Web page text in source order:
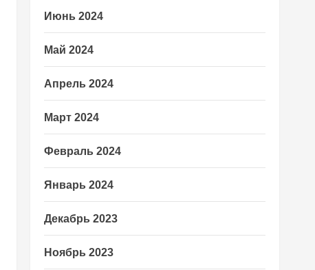
Июнь 2024
Май 2024
Апрель 2024
Март 2024
Февраль 2024
Январь 2024
Декабрь 2023
Ноябрь 2023